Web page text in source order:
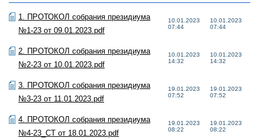
1. ПРОТОКОЛ собрания президиума
№1-23 от 09.01.2023.pdf
10.01.2023
07:44
10.01.2023
07:44
2. ПРОТОКОЛ собрания президиума
№2-23 от 10.01.2023.pdf
10.01.2023
14:32
10.01.2023
14:32
3. ПРОТОКОЛ собрания президиума
№3-23 от 11.01.2023.pdf
19.01.2023
07:52
19.01.2023
07:52
4. ПРОТОКОЛ собрания президиума
№4-23_СТ от 18.01.2023.pdf
19.01.2023
08:22
19.01.2023
08:22